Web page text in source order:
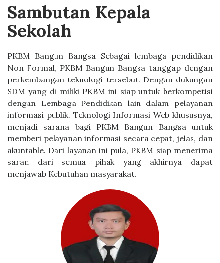
Sambutan Kepala
Sekolah
PKBM Bangun Bangsa Sebagai lembaga pendidikan
Non Formal, PKBM Bangun Bangsa tanggap dengan
perkembangan teknologi tersebut. Dengan dukungan
SDM yang di miliki PKBM ini siap untuk berkompetisi
dengan Lembaga Pendidikan lain dalam pelayanan
informasi publik. Teknologi Informasi Web khususnya,
menjadi sarana bagi PKBM Bangun Bangsa untuk
memberi pelayanan informasi secara cepat, jelas, dan
akuntable. Dari layanan ini pula, PKBM siap menerima
saran dari semua pihak yang akhirnya dapat
menjawab Kebutuhan masyarakat.